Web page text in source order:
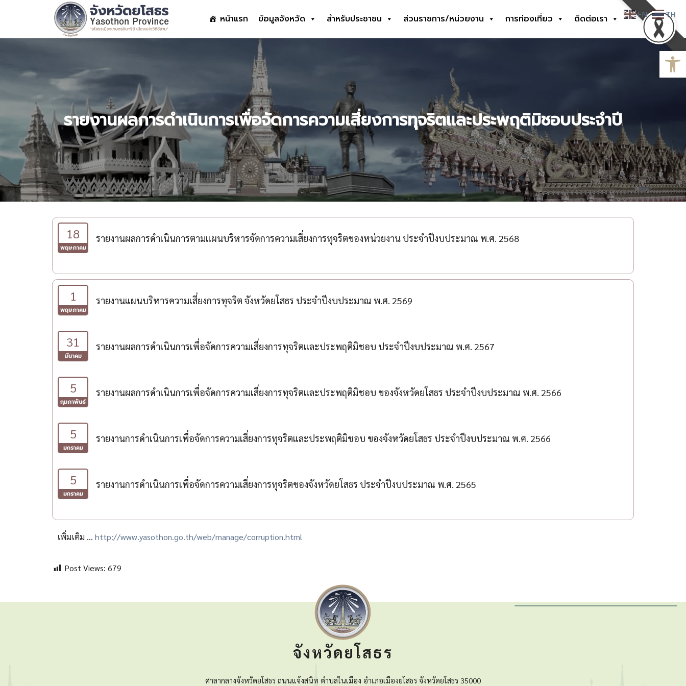
หน้าแรก ข้อมูลจังหวัด สำหรับประชาชน ส่วนราชการ/หน่วยงาน การท่องเที่ยว
ติดต่อเรา
รายงานผลการดำเนินการเพื่อจัดการความเสี่ยงการทุจริตและประพฤติมิชอบประจำปี
18
พฤษภาคม
รายงานผลการดําเนินการตามแผนบริหารจัดการความเสี่ยงการทุจริตของหน่วยงาน ประจําปีงบประมาณ พ.ศ. 2568
1
พฤษภาคม
รายงานแผนบริหารความเสี่ยงการทุจริต จังหวัดยโสธร ประจำปีงบประมาณ พ.ศ. 2569
31
มีนาคม
รายงานผลการดำเนินการเพื่อจัดการความเสี่ยงการทุจริตและประพฤติมิชอบ ประจำปีงบประมาณ พ.ศ. 2567
5
กุมภาพันธ์
รายงานผลการดำเนินการเพื่อจัดการความเสี่ยงการทุจริตและประพฤติมิชอบ ของจังหวัดยโสธร ประจำปีงบประมาณ พ.ศ. 2566
5
มกราคม
รายงานการดำเนินการเพื่อจัดการความเสี่ยงการทุจริตและประพฤติมิชอบ ของจังหวัดยโสธร ประจำปีงบประมาณ พ.ศ. 2566
5
มกราคม
รายงานการดำเนินการเพื่อจัดการความเสี่ยงการทุจริตของจังหวัดยโสธร ประจำปีงบประมาณ พ.ศ. 2565
เพิ่มเติม … http://www.yasothon.go.th/web/manage/corruption.html
Post Views: 679
จังหวัดยโสธร
ศาลากลางจังหวัดยโสธร ถนนแจ้งสนิท ตำบลในเมือง อำเภอเมืองยโสธร จังหวัดยโสธร 35000
EN TH